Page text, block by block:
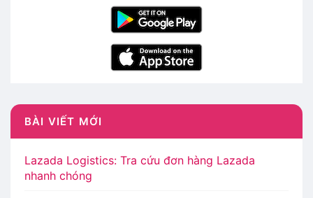
BÀI VIẾT MỚI
Lazada Logistics: Tra cứu đơn hàng Lazada
nhanh chóng